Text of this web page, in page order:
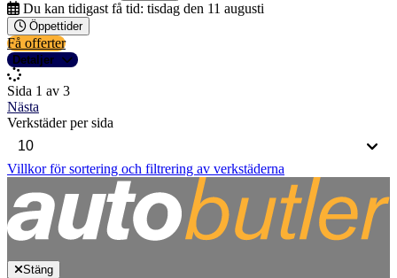
Du kan tidigast få tid: tisdag den 11 augusti
Öppettider
Få offerter
Detaljer
Sida 1 av 3
Nästa
Verkstäder per sida
Villkor för sortering och filtrering av verkstäderna
Stäng